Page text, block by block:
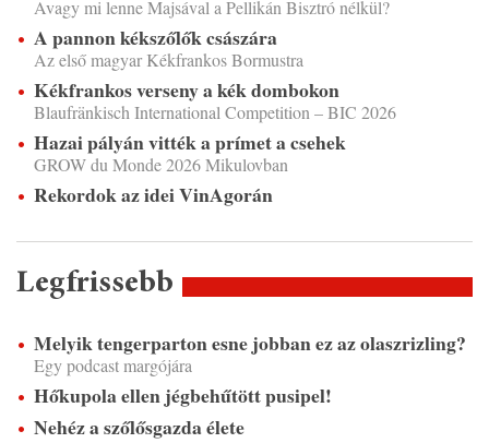
Avagy mi lenne Majsával a Pellikán Bisztró nélkül?
A pannon kékszőlők császára
Az első magyar Kékfrankos Bormustra
Kékfrankos verseny a kék dombokon
Blaufränkisch International Competition – BIC 2026
Hazai pályán vitték a prímet a csehek
GROW du Monde 2026 Mikulovban
Rekordok az idei VinAgorán
Legfrissebb
Melyik tengerparton esne jobban ez az olaszrizling?
Egy podcast margójára
Hőkupola ellen jégbehűtött pusipel!
Nehéz a szőlősgazda élete